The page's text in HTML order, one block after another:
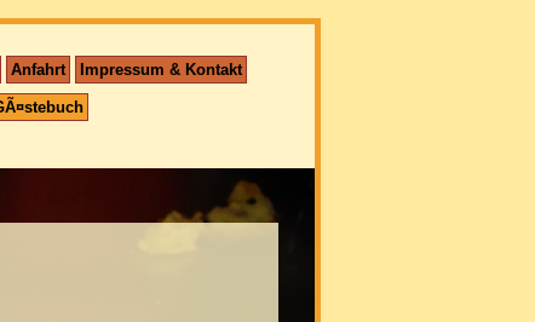
Anfahrt Impressum & Kontakt